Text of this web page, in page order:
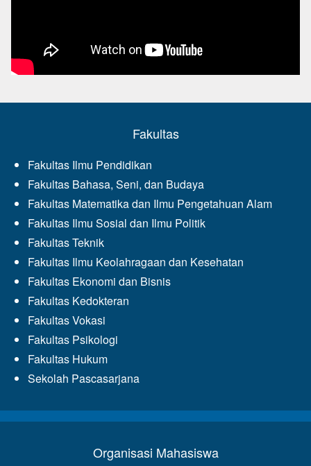
Fakultas
Fakultas Ilmu Pendidikan
Fakultas Bahasa, Seni, dan Budaya
Fakultas Matematika dan Ilmu Pengetahuan Alam
Fakultas Ilmu Sosial dan Ilmu Politik
Fakultas Teknik
Fakultas Ilmu Keolahragaan dan Kesehatan
Fakultas Ekonomi dan Bisnis
Fakultas Kedokteran
Fakultas Vokasi
Fakultas Psikologi
Fakultas Hukum
Sekolah Pascasarjana
Organisasi Mahasiswa